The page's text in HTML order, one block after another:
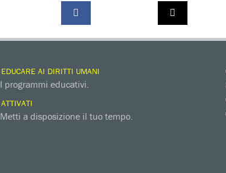
EDUCARE AI DIRITTI UMANI
I programmi educativi.
ATTIVATI
Metti a disposizione il tuo tempo.